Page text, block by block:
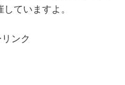
ていますよ。
ンク